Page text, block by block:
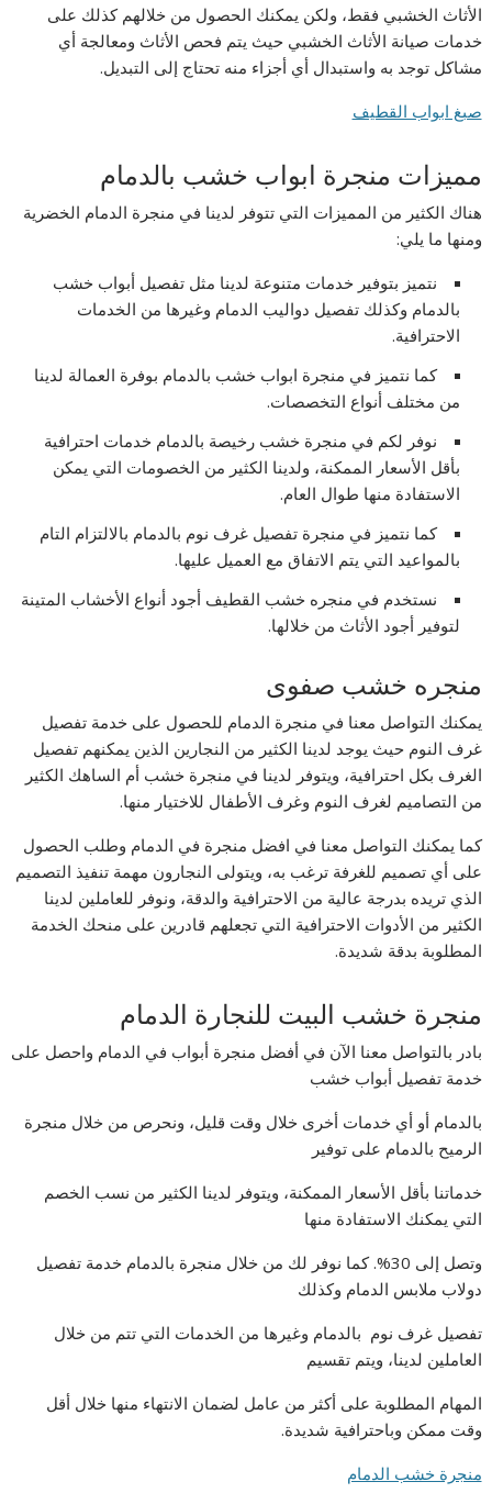
الأثاث الخشبي فقط، ولكن يمكنك الحصول من خلالهم كذلك على
خدمات صيانة الأثاث الخشبي حيث يتم فحص الأثاث ومعالجة أي
مشاكل توجد به واستبدال أي أجزاء منه تحتاج إلى التبديل.
صبغ ابواب القطيف
مميزات منجرة ابواب خشب بالدمام
هناك الكثير من المميزات التي تتوفر لدينا في منجرة الدمام الخضرية
ومنها ما يلي:
نتميز بتوفير خدمات متنوعة لدينا مثل تفصيل أبواب خشب
بالدمام وكذلك تفصيل دواليب الدمام وغيرها من الخدمات
الاحترافية.
كما نتميز في منجرة ابواب خشب بالدمام بوفرة العمالة لدينا
من مختلف أنواع التخصصات.
نوفر لكم في منجرة خشب رخيصة بالدمام خدمات احترافية
بأقل الأسعار الممكنة، ولدينا الكثير من الخصومات التي يمكن
الاستفادة منها طوال العام.
كما نتميز في منجرة تفصيل غرف نوم بالدمام بالالتزام التام
بالمواعيد التي يتم الاتفاق مع العميل عليها.
نستخدم في منجره خشب القطيف أجود أنواع الأخشاب المتينة
لتوفير أجود الأثاث من خلالها.
منجره خشب صفوى
يمكنك التواصل معنا في منجرة الدمام للحصول على خدمة تفصيل
غرف النوم حيث يوجد لدينا الكثير من النجارين الذين يمكنهم تفصيل
الغرف بكل احترافية، ويتوفر لدينا في منجرة خشب أم الساهك الكثير
من التصاميم لغرف النوم وغرف الأطفال للاختيار منها.
كما يمكنك التواصل معنا في افضل منجرة في الدمام وطلب الحصول
على أي تصميم للغرفة ترغب به، ويتولى النجارون مهمة تنفيذ التصميم
الذي تريده بدرجة عالية من الاحترافية والدقة، ونوفر للعاملين لدينا
الكثير من الأدوات الاحترافية التي تجعلهم قادرين على منحك الخدمة
المطلوبة بدقة شديدة.
منجرة خشب البيت للنجارة الدمام
بادر بالتواصل معنا الآن في أفضل منجرة أبواب في الدمام واحصل على
خدمة تفصيل أبواب خشب
بالدمام أو أي خدمات أخرى خلال وقت قليل، ونحرص من خلال منجرة
الرميح بالدمام على توفير
خدماتنا بأقل الأسعار الممكنة، ويتوفر لدينا الكثير من نسب الخصم
التي يمكنك الاستفادة منها
وتصل إلى 30%. كما نوفر لك من خلال منجرة بالدمام خدمة تفصيل
دولاب ملابس الدمام وكذلك
تفصيل غرف نوم بالدمام وغيرها من الخدمات التي تتم من خلال
العاملين لدينا، ويتم تقسيم
المهام المطلوبة على أكثر من عامل لضمان الانتهاء منها خلال أقل
وقت ممكن وباحترافية شديدة.
منجرة خشب الدمام